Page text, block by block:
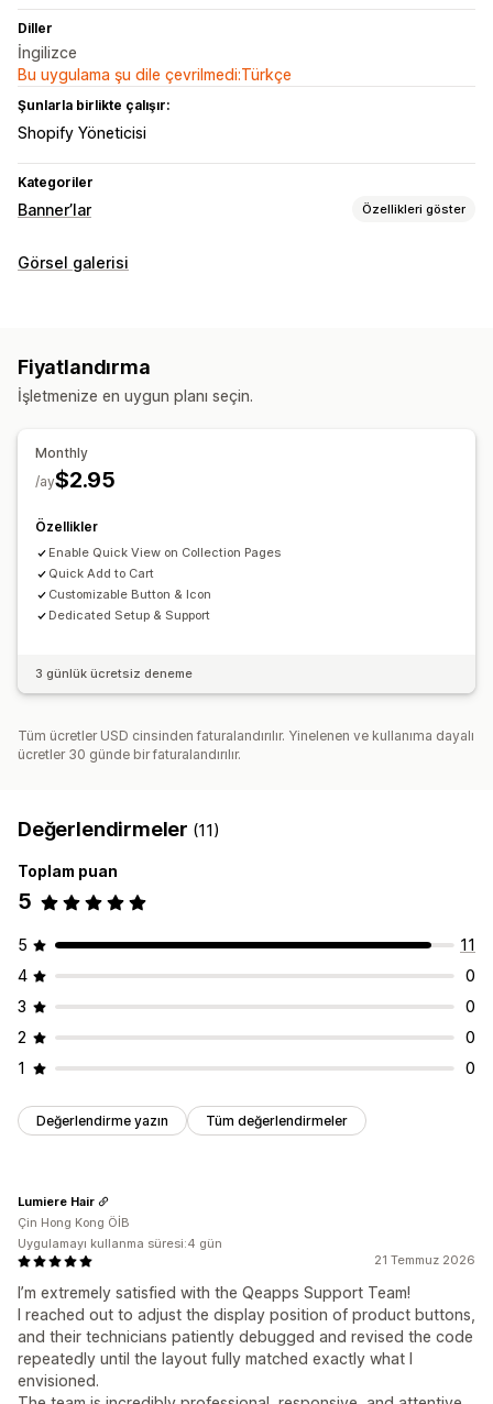
Diller
İngilizce
Bu uygulama şu dile çevrilmedi:Türkçe
Şunlarla birlikte çalışır:
Shopify Yöneticisi
Kategoriler
Banner’lar Özellikleri göster
Banner türü
Banner konumu
Analizler ve raporlama
Görsel galerisi
Fiyatlandırma
İşletmenize en uygun planı seçin.
Monthly
$2.95
/ay
Özellikler
Enable Quick View on Collection Pages
Quick Add to Cart
Customizable Button & Icon
Dedicated Setup & Support
3 günlük ücretsiz deneme
Tüm ücretler USD cinsinden faturalandırılır. Yinelenen ve kullanıma dayalı
ücretler 30 günde bir faturalandırılır.
Değerlendirmeler (11)
Toplam puan
5
5
11
4
0
3
0
2
0
1
0
Değerlendirme yazın Tüm değerlendirmeler
21 Temmuz 2026
I’m extremely satisfied with the Qeapps Support Team!
I reached out to adjust the display position of product buttons,
and their technicians patiently debugged and revised the code
repeatedly until the layout fully matched exactly what I
envisioned.
Lumiere Hair
Çin Hong Kong ÖİB
Uygulamayı kullanma süresi:4 gün